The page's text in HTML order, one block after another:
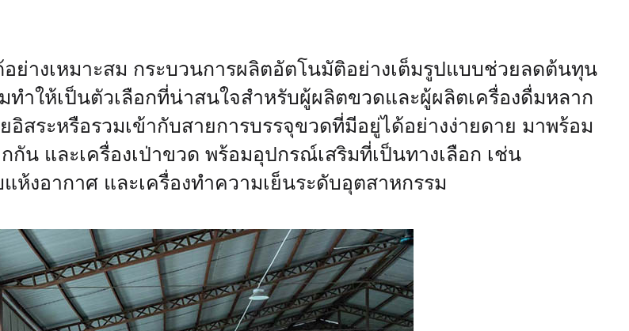
ย่างเหมาะสม กระบวนการผลิตอัตโนมัติอย่างเต็มรูปแบบช่วยลดต้นทุน
ทำให้เป็นตัวเลือกที่น่าสนใจสำหรับผู้ผลิตขวดและผู้ผลิตเครื่องดื่มหลาก
อิสระหรือรวมเข้ากับสายการบรรจุขวดที่มีอยู่ได้อย่างง่ายดาย มาพร้อม
และเครื่องเป่าขวด พร้อมอุปกรณ์เสริมที่เป็นทางเลือก เช่น
ห้งอากาศ และเครื่องทำความเย็นระดับอุตสาหกรรม